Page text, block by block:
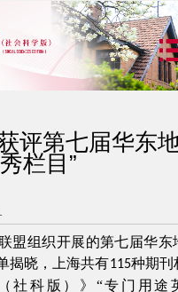
评第七届华东
栏目”
盟组织开展的第七届华东
揭晓，上海共有115种期刊
社科版） 》 “专门用途